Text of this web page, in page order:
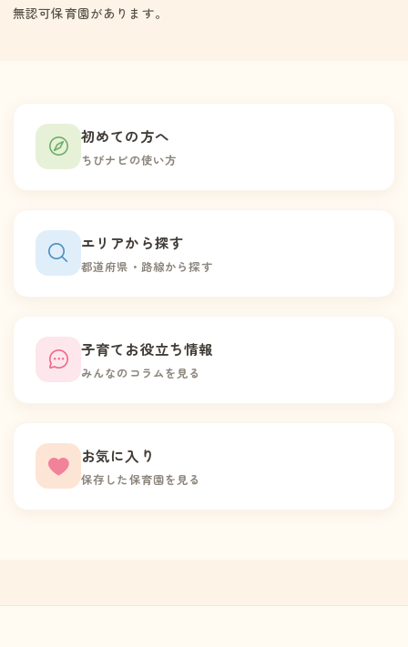
無認可保育園があります。
初めての方へ
ちびナビの使い方
エリアから探す
都道府県・路線から探す
子育てお役立ち情報
みんなのコラムを見る
お気に入り
保存した保育園を見る